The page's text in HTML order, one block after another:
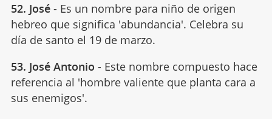
52. José- Es un nombre para niño de origen
hebreo que significa 'abundancia'. Celebra su
día de santo el 19 de marzo.
53. José Antonio - Este nombre compuesto hace
referencia al 'hombre valiente que planta cara a
sus enemigos'.